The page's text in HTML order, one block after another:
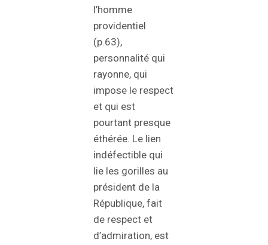
l’homme
providentiel
(p.63),
personnalité qui
rayonne, qui
impose le respect
et qui est
pourtant presque
éthérée. Le lien
indéfectible qui
lie les gorilles au
président de la
République, fait
de respect et
d’admiration, est